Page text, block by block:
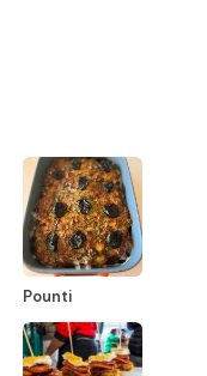
Pounti